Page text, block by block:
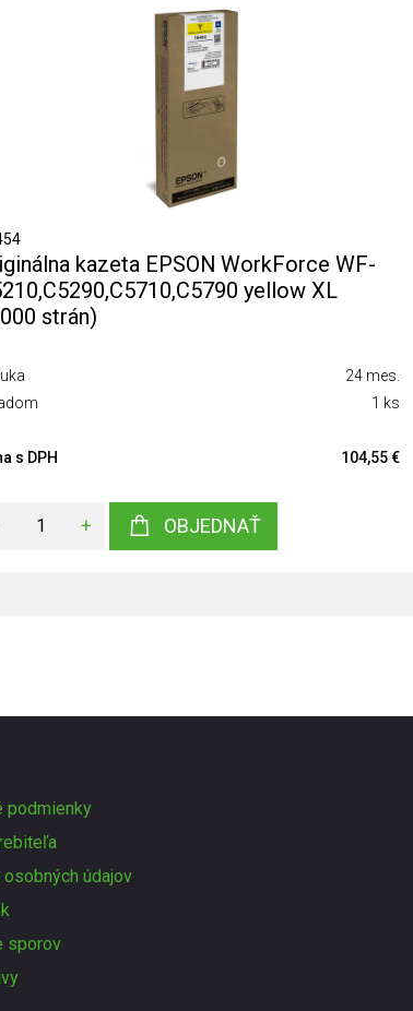
kazeta EPSON WorkForce WF-
yellow XL
strán)
24 mes.
1 ks
s DPH 104,55 €
+ OBJEDNAŤ
podmienky
údajov
sporov